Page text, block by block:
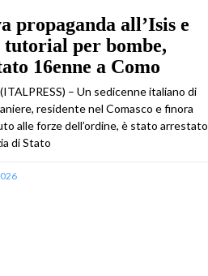
propaganda all’Isis e
tutorial per bombe,
16enne a Como
– Un sedicenne italiano di
residente nel Comasco e finora
alle forze dell’ordine, è stato arrestato
di Stato